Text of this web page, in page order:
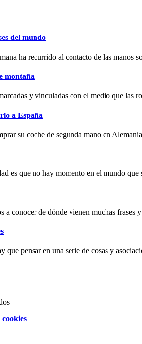
del mundo
ha recurrido al contacto de las manos
montaña
y vinculadas con el medio que las
a España
su coche de segunda mano en
es que no hay momento en el mundo
a conocer de dónde vienen muchas frases
pensar en una serie de cosas y
cookies